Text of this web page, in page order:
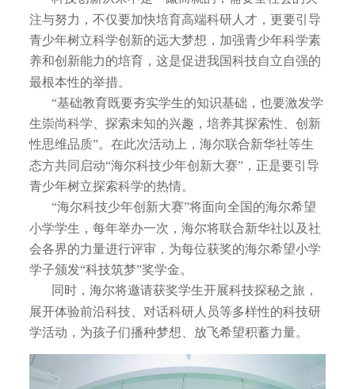
注与努力，不仅要加快培育高端科研人才，更要引导
青少年树立科学创新的远大梦想，加强青少年科学素
养和创新能力的培育，这是促进我国科技自立自强的
最根本性的举措。
“基础教育既要夯实学生的知识基础，也要激发学
生崇尚科学、探索未知的兴趣，培养其探索性、创新
性思维品质”。在此次活动上，海尔联合新华社等生
态方共同启动“海尔科技少年创新大赛”，正是要引导
青少年树立探索科学的热情。
“海尔科技少年创新大赛”将面向全国的海尔希望
小学学生，每年举办一次，海尔将联合新华社以及社
会各界的力量进行评审，为每位获奖的海尔希望小学
学子颁发“科技筑梦”奖学金。
同时，海尔将邀请获奖学生开展科技探秘之旅，
展开体验前沿科技、对话科研人员等多样性的科技研
学活动，为孩子们播种梦想、放飞希望积蓄力量。